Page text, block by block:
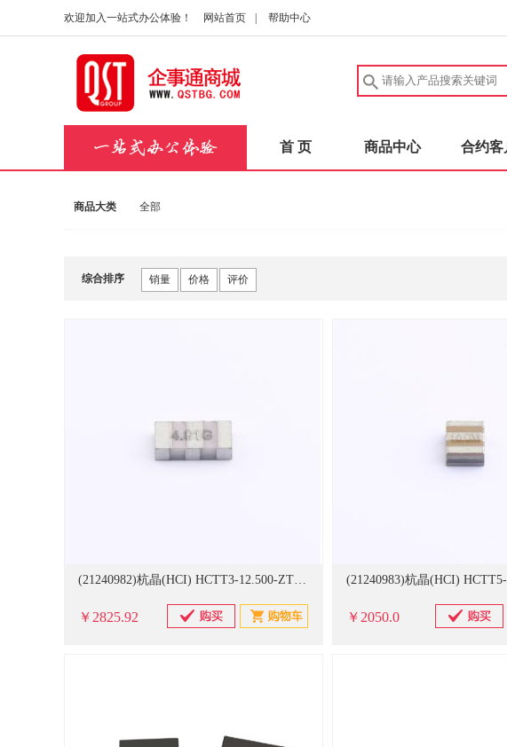
欢迎加入一站式办公体验！ 网站首页 帮助中心
首 页 商品中心 合约客
商品大类 全部
综合排序 销量 价格 评价
(21240982)杭晶(HCI) HCTT3-12.500-ZTTCEX Ceramic Resonator ZTTCE,3.2x1.3,12.5MHz,±0.5%,-40-85℃,±0.3% 1000个/卷 陶瓷滤波器(单位：卷)
￥2825.92 ￥2050.0